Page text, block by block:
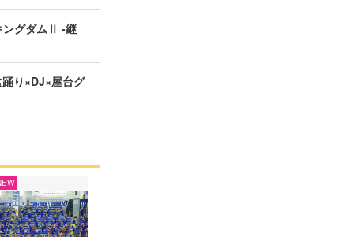
ングダムⅡ -継
り×DJ×屋台グ